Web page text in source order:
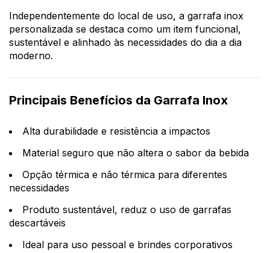
Independentemente do local de uso, a garrafa inox
personalizada se destaca como um item funcional,
sustentável e alinhado às necessidades do dia a dia
moderno.
Principais Benefícios da Garrafa Inox
Alta durabilidade e resistência a impactos
Material seguro que não altera o sabor da bebida
Opção térmica e não térmica para diferentes
necessidades
Produto sustentável, reduz o uso de garrafas
descartáveis
Ideal para uso pessoal e brindes corporativos